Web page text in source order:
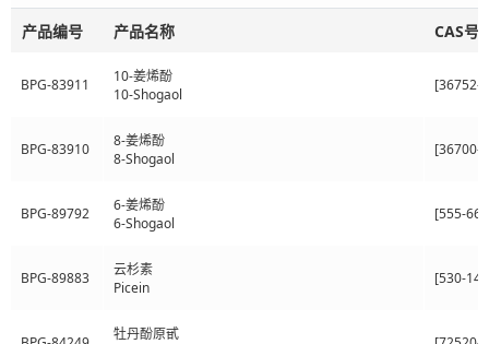
产品编号 产品名称 CAS号
BPG-83911
10-姜烯酚
10-Shogaol
[36752-
BPG-83910
8-姜烯酚
8-Shogaol
[36700-
BPG-89792
6-姜烯酚
6-Shogaol
[555-
BPG-89883
云杉素
Picein
[530-
牡丹酚原甙